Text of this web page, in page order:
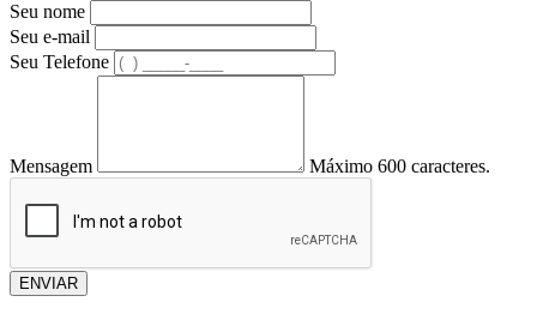
Seu nome
Seu e-mail
Seu Telefone
Mensagem Máximo 600 caracteres.
ENVIAR